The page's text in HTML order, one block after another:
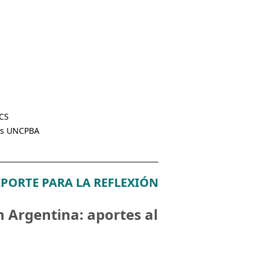
UNCPBA
PARA LA REFLEXIÓN
Argentina: aportes al